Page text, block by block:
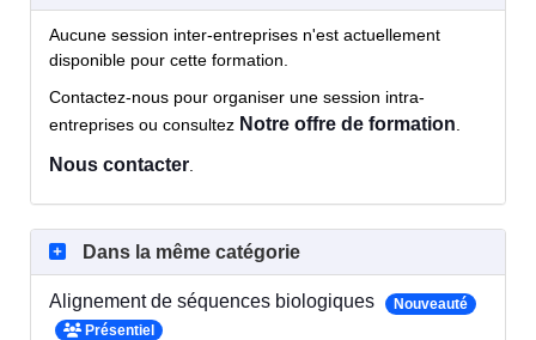
Aucune session inter-entreprises n'est actuellement
disponible pour cette formation.
Contactez-nous pour organiser une session intra-
entreprises ou consultez Notre offre de formation.
Nous contacter.
Dans la même catégorie
Alignement de séquences biologiques
Nouveauté
Présentiel